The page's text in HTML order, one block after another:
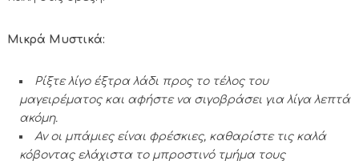
Μικρά Μυστικά:
Ρίξτε λίγο έξτρα λάδι προς το τέλος του
μαγειρέματος και αφήστε να σιγοβράσει για λίγα λεπτά
ακόμη.
Αν οι μπάμιες είναι φρέσκιες, καθαρίστε τις καλά
κόβοντας ελάχιστα το μπροστινό τμήμα τους